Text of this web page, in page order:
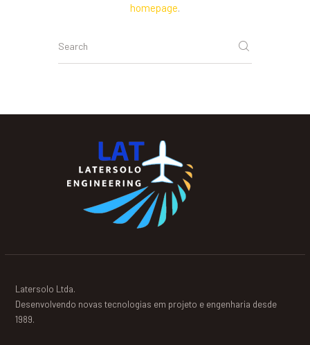
homepage.
Latersolo Ltda.
Desenvolvendo novas tecnologias em projeto e engenharia desde
1989.